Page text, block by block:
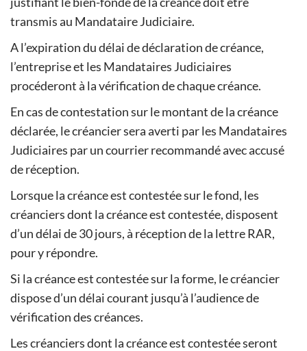
transmis au Mandataire Judiciaire.
A l’expiration du délai de déclaration de créance,
l’entreprise et les Mandataires Judiciaires
procéderont à la vérification de chaque créance.
En cas de contestation sur le montant de la créance
déclarée, le créancier sera averti par les Mandataires
Judiciaires par un courrier recommandé avec accusé
de réception.
Lorsque la créance est contestée sur le fond, les
créanciers dont la créance est contestée, disposent
d’un délai de 30 jours, à réception de la lettre RAR,
pour y répondre.
Si la créance est contestée sur la forme, le créancier
dispose d’un délai courant jusqu’à l’audience de
vérification des créances.
Les créanciers dont la créance est contestée seront